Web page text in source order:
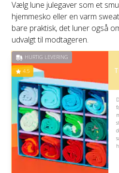
Vælg lune julegaver som et
hjemmesko eller en varm
bare praktisk, det luner også
udvalgt til modtageren.
HURTIG LEVERING
4.5